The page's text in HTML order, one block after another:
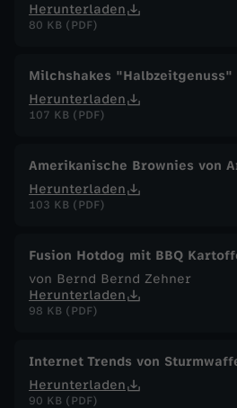
Herunterladen
80 KB (PDF)
Milchshakes "Halbzeitgenuss"
Herunterladen
107 KB (PDF)
Amerikanische Brownies von
Herunterladen
103 KB (PDF)
Fusion Hotdog mit BBQ
von Bernd Bernd Zehner
Herunterladen
98 KB (PDF)
Internet Trends von
Herunterladen
90 KB (PDF)